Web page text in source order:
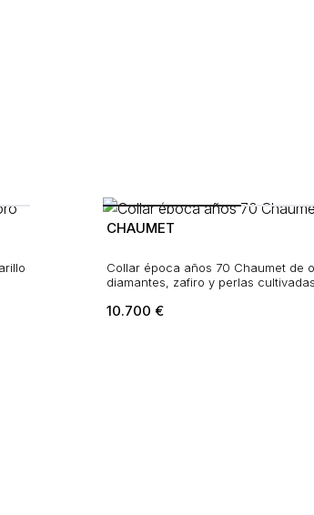
CHAUMET
Collar época años 70 Chaumet de
diamantes, zafiro y perlas cultivadas
10.700 €